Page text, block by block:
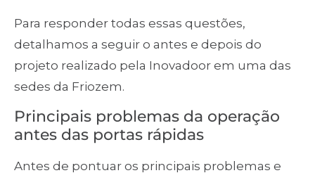
Para responder todas essas questões,
detalhamos a seguir o antes e depois do
projeto realizado pela Inovadoor em uma das
sedes da Friozem.
Principais problemas da operação
antes das portas rápidas
Antes de pontuar os principais problemas e